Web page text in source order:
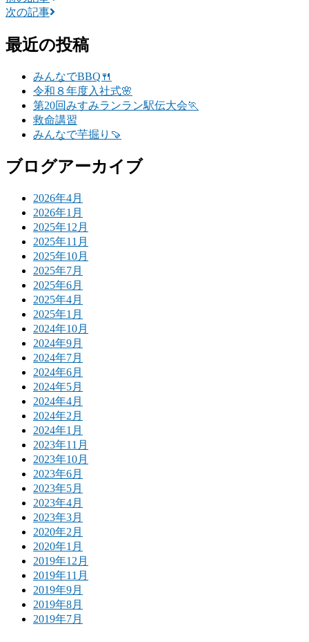
次の記事
最近の投稿
みんなでBBQ🍴
令和８年度入社式🌸
第20回みすみランラン駅伝大会🏃
救命講習
みんなで芋掘り🍠
ブログアーカイブ
2026年4月
2026年1月
2025年12月
2025年11月
2025年10月
2025年7月
2025年6月
2025年4月
2025年1月
2024年10月
2024年9月
2024年7月
2024年6月
2024年5月
2024年4月
2024年2月
2024年1月
2023年11月
2023年10月
2023年6月
2023年5月
2023年4月
2023年3月
2020年2月
2020年1月
2019年12月
2019年11月
2019年9月
2019年8月
2019年7月